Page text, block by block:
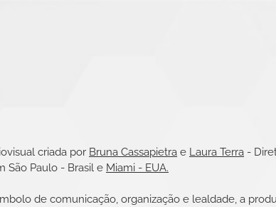
criada por Bruna Cassapietra e Laura Terra -
São Paulo - Brasil e Miami - EUA.
de comunicação, organização e lealdade, a